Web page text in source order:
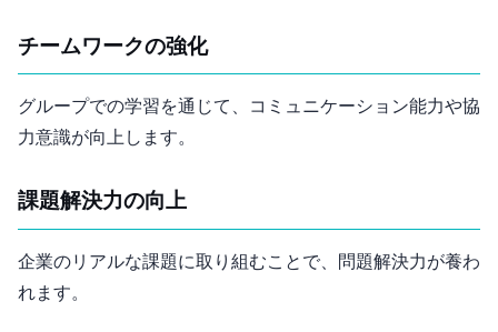
チームワークの強化
グループでの学習を通じて、コミュニケーション能力や協
力意識が向上します。
課題解決力の向上
企業のリアルな課題に取り組むことで、問題解決力が養わ
れます。